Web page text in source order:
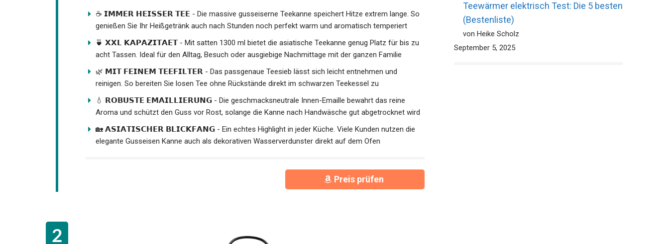
☕ 𝗜𝗠𝗠𝗘𝗥 𝗛𝗘𝗜𝗦𝗦𝗘𝗥 𝗧𝗘𝗘 - Die massive gusseiserne Teekanne speichert Hitze extrem lange. So
genießen Sie Ihr Heißgetränk auch nach Stunden noch perfekt warm und aromatisch temperiert
🍵 𝗫𝗫𝗟 𝗞𝗔𝗣𝗔𝗭𝗜𝗧𝗔𝗘𝗧 - Mit satten 1300 ml bietet die asiatische Teekanne genug Platz für bis zu
acht Tassen. Ideal für den Alltag, Besuch oder ausgiebige Nachmittage mit der ganzen Familie
🌿 𝗠𝗜𝗧 𝗙𝗘𝗜𝗡𝗘𝗠 𝗧𝗘𝗘𝗙𝗜𝗟𝗧𝗘𝗥 - Das passgenaue Teesieb lässt sich leicht entnehmen und
reinigen. So bereiten Sie losen Tee ohne Rückstände direkt im schwarzen Teekessel zu
💧 𝗥𝗢𝗕𝗨𝗦𝗧𝗘 𝗘𝗠𝗔𝗜𝗟𝗟𝗜𝗘𝗥𝗨𝗡𝗚 - Die geschmacksneutrale Innen-Emaille bewahrt das reine
Aroma und schützt den Guss vor Rost, solange die Kanne nach Handwäsche gut abgetrocknet wird
🏡 𝗔𝗦𝗜𝗔𝗧𝗜𝗦𝗖𝗛𝗘𝗥 𝗕𝗟𝗜𝗖𝗞𝗙𝗔𝗡𝗚 - Ein echtes Highlight in jeder Küche. Viele Kunden nutzen die
elegante Gusseisen Kanne auch als dekorativen Wasserverdunster direkt auf dem Ofen
Preis prüfen
Teewärmer elektrisch Test: Die 5 besten
(Bestenliste)
von Heike Scholz
September 5, 2025